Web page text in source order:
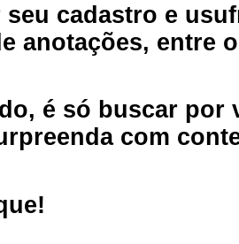
seu cadastro e
anotações, entre
é só buscar por
com